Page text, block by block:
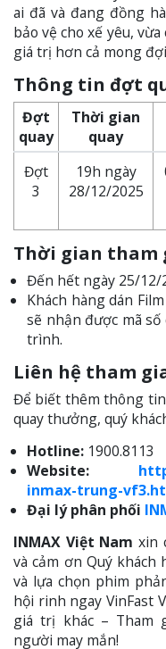
ai đã và đang đồng
bảo vệ cho xế yêu,
giá trị hơn cả mong
Thông tin đợt
Đợt
quay
Thời gian
quay
Đợt
3
19h ngày
28/12/2025
Thời gian tham
Đến hết ngày 25/12/
Khách hàng dán
sẽ nhận được mã
trình.
Liên hệ tham
Để biết thêm thông
quay thưởng, quý
Hotline: 1900.8113
Website:
inmax-trung-
Đại lý phân phối
INMAX Việt Nam xin
và cảm ơn Quý
và lựa chọn phim
hội rinh ngay VinFast
giá trị khác – Tham
người may mắn!